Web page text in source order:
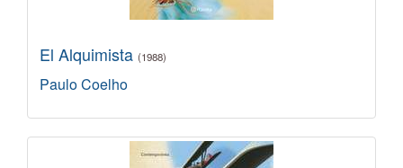
El Alquimista (1988)
Paulo Coelho